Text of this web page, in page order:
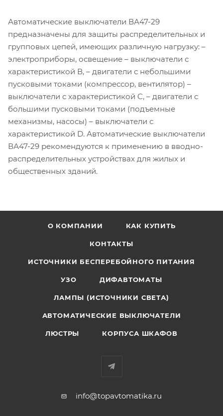
Автоматические выключатели ВА47-29
предназначены для защиты распределительных и
групповых цепей, имеющих различную нагрузку: –
электроприборы, освещение – выключатели с
характеристикой В, – двигатели с небольшими
пусковыми токами (компрессор, вентилятор) –
выключатели с характеристикой C, – двигатели с
большими пусковыми токами (подъемные
механизмы, насосы) – выключатели с
характеристикой D. Автоматические выключатели
ВА47-29 рекомендуются к применению в вводно-
распределительных устройствах для жилых и
общественных зданий.
О КОМПАНИИ КАК КУПИТЬ
КОНТАКТЫ
ИСТОЧНИКИ БЕСПЕРЕБОЙНОГО ПИТАНИЯ
УЗО ДИФАВТОМАТЫ
ЛАМПЫ (ИСТОЧНИКИ СВЕТА)
АВТОМАТИЧЕСКИЕ ВЫКЛЮЧАТЕЛИ
ЛЮСТРЫ КОРПУСА ШКАФОВ
info@topavtomatika.ru